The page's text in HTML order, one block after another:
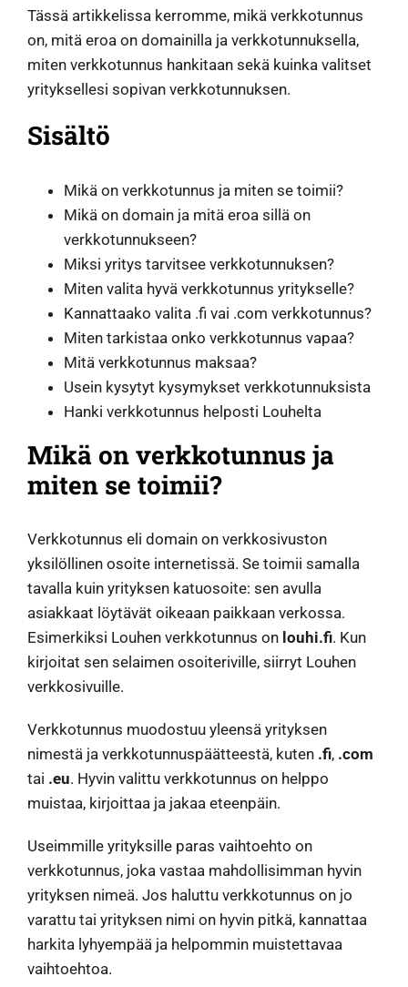
Tässä artikkelissa kerromme, mikä verkkotunnus
on, mitä eroa on domainilla ja verkkotunnuksella,
miten verkkotunnus hankitaan sekä kuinka valitset
yrityksellesi sopivan verkkotunnuksen.
Sisältö
Mikä on verkkotunnus ja miten se toimii?
Mikä on domain ja mitä eroa sillä on
verkkotunnukseen?
Miksi yritys tarvitsee verkkotunnuksen?
Miten valita hyvä verkkotunnus yritykselle?
Kannattaako valita .fi vai .com verkkotunnus?
Miten tarkistaa onko verkkotunnus vapaa?
Mitä verkkotunnus maksaa?
Usein kysytyt kysymykset verkkotunnuksista
Hanki verkkotunnus helposti Louhelta
Mikä on verkkotunnus ja
miten se toimii?
Verkkotunnus eli domain on verkkosivuston
yksilöllinen osoite internetissä. Se toimii samalla
tavalla kuin yrityksen katuosoite: sen avulla
asiakkaat löytävät oikeaan paikkaan verkossa.
Esimerkiksi Louhen verkkotunnus on louhi.fi. Kun
kirjoitat sen selaimen osoiteriville, siirryt Louhen
verkkosivuille.
Verkkotunnus muodostuu yleensä yrityksen
nimestä ja verkkotunnuspäätteestä, kuten .fi, .com
tai .eu. Hyvin valittu verkkotunnus on helppo
muistaa, kirjoittaa ja jakaa eteenpäin.
Useimmille yrityksille paras vaihtoehto on
verkkotunnus, joka vastaa mahdollisimman hyvin
yrityksen nimeä. Jos haluttu verkkotunnus on jo
varattu tai yrityksen nimi on hyvin pitkä, kannattaa
harkita lyhyempää ja helpommin muistettavaa
vaihtoehtoa.